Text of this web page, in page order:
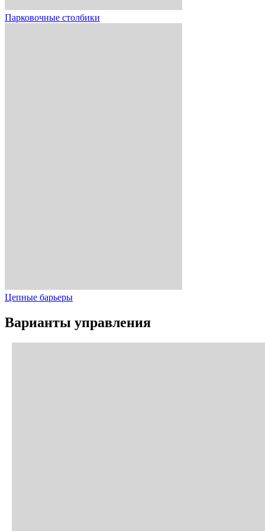
Парковочные столбики
Цепные барьеры
Варианты управления